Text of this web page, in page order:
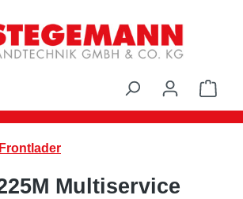
Frontlader
Multiservice